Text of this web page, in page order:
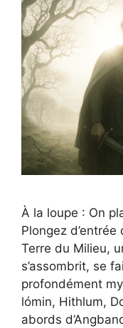
À la loupe : On
Plongez
Terre du Milieu,
s’assombrit, se
profondément
lómin, Hithlum,
abords